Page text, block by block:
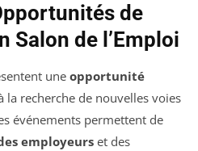
de
Salon de l’Emploi
une opportunité
la recherche de nouvelles voies
événements permettent de
employeurs et des